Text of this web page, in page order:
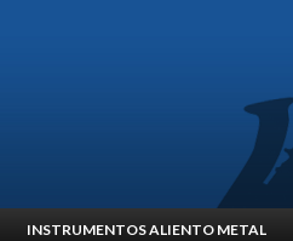
INSTRUMENTOS ALIENTO METAL